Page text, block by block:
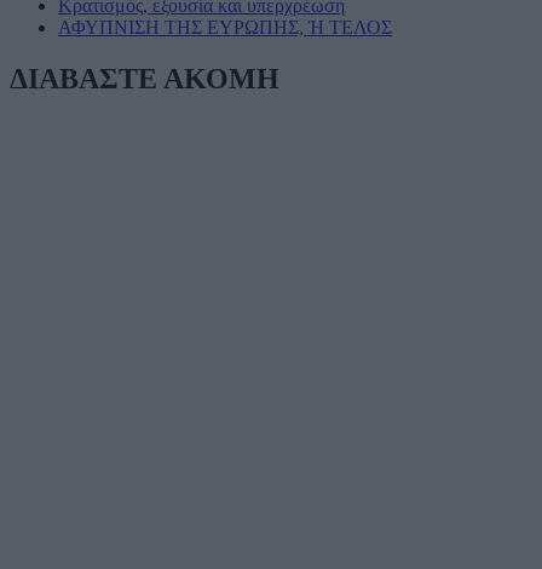
Κρατισμός, εξουσία και υπερχρέωση
ΑΦΥΠΝΙΣΗ ΤΗΣ ΕΥΡΩΠΗΣ, Ή ΤΕΛΟΣ
ΔΙΑΒΑΣΤΕ ΑΚΟΜΗ